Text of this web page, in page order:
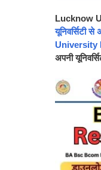
Lucknow
यूनिवर्सिटी
University
अपनी